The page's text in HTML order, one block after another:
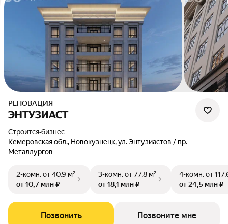
РЕНОВАЦИЯ
ЭНТУЗИАСТ
Строится•бизнес
Кемеровская обл., Новокузнецк, ул. Энтузиастов / пр.
Металлургов
2-комн.от 40,9 м²
от 10,7 млн ₽
3-комн.от 77,8 м²
от 18,1 млн ₽
4-комн.от
от 24,5 млн ₽
Позвонить Позвоните мне